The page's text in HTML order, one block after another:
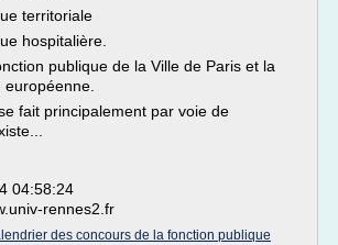
territoriale
hospitalière.
publique de la Ville de Paris et la
fait principalement par voie de
04:58:24
rennes2.fr
des concours de la fonction publique